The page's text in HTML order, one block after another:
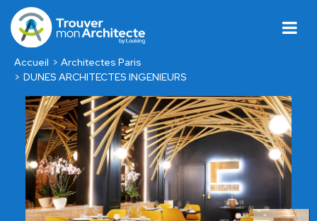
Accueil
Architectes Paris
DUNES ARCHITECTES INGENIEURS